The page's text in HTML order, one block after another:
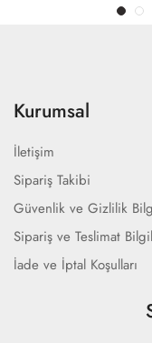
Kurumsal
İletişim
Sipariş Takibi
Güvenlik ve Gizlilik
Sipariş ve Teslimat
İade ve İptal Koşulları